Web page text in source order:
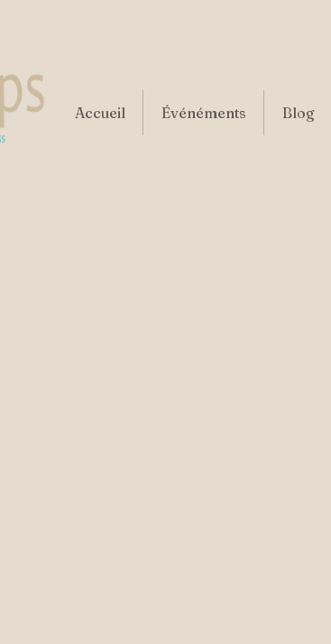
Accueil Événéments Blog